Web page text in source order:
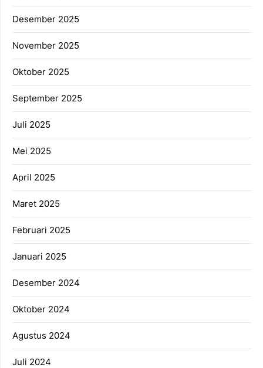
Desember 2025
November 2025
Oktober 2025
September 2025
Juli 2025
Mei 2025
April 2025
Maret 2025
Februari 2025
Januari 2025
Desember 2024
Oktober 2024
Agustus 2024
Juli 2024